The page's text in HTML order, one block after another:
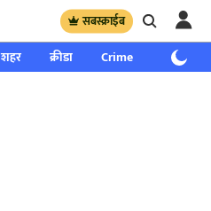
सबस्क्राईब
शहर क्रीडा Crime साप्ताहिक